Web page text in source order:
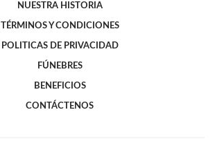
NUESTRA HISTORIA
TÉRMINOS Y CONDICIONES
POLITICAS DE PRIVACIDAD
FÚNEBRES
BENEFICIOS
CONTÁCTENOS